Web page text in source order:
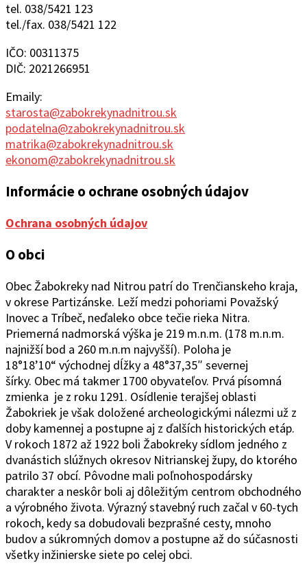
tel. 038/5421 123
tel./fax. 038/5421 122
IČO: 00311375
DIČ: 2021266951
Emaily:
starosta@zabokrekynadnitrou.sk
podatelna@zabokrekynadnitrou.sk
matrika@zabokrekynadnitrou.sk
ekonom@zabokrekynadnitrou.sk
Informácie o ochrane osobných údajov
Ochrana osobných údajov
O obci
Obec Žabokreky nad Nitrou patrí do Trenčianskeho kraja,
v okrese Partizánske. Leží medzi pohoriami Považský
Inovec a Tríbeč, neďaleko obce tečie rieka Nitra.
Priemerná nadmorská výška je 219 m.n.m. (178 m.n.m.
najnižší bod a 260 m.n.m najvyšší). Poloha je
18°18’10“ východnej dĺžky a 48°37‚35″ severnej
šírky. Obec má takmer 1700 obyvateľov. Prvá písomná
zmienka je z roku 1291. Osídlenie terajšej oblasti
Žabokriek je však doložené archeologickými nálezmi už z
doby kamennej a postupne aj z ďalších historických etáp.
V rokoch 1872 až 1922 boli Žabokreky sídlom jedného z
dvanástich slúžnych okresov Nitrianskej župy, do ktorého
patrilo 37 obcí. Pôvodne mali poľnohospodársky
charakter a neskôr boli aj dôležitým centrom obchodného
a výrobného života. Výrazný stavebný ruch začal v 60-tych
rokoch, kedy sa dobudovali bezprašné cesty, mnoho
budov a súkromných domov a postupne až do súčasnosti
všetky inžinierske siete po celej obci.